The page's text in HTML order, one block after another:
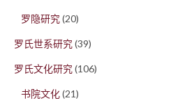
罗隐研究(20)
罗氏世系研究(39)
罗氏文化研究(106)
书院文化(21)